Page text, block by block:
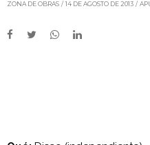
ZONA DE OBRAS 14 DE AGOSTO DE 2013